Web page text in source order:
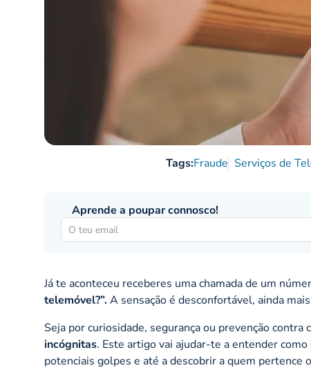
Tags:Fraude Serviços de
Aprende a poupar connosco!
Já te aconteceu receberes uma chamada de um
telemóvel?”.A sensação é desconfortável, ainda
Seja por curiosidade, segurança ou prevenção contra
incógnitas. Este artigo vai ajudar-te a entender
potenciais golpes e até a descobrir a quem